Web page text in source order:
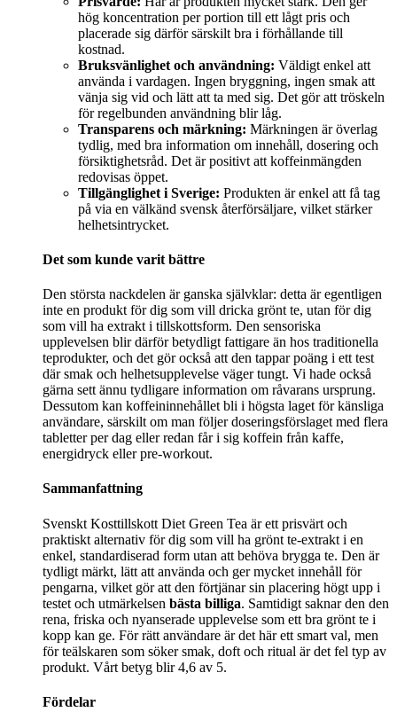
hög koncentration per portion till ett lågt pris och
placerade sig därför särskilt bra i förhållande till
kostnad.
Bruksvänlighet och användning: Väldigt enkel att
använda i vardagen. Ingen bryggning, ingen smak att
vänja sig vid och lätt att ta med sig. Det gör att tröskeln
för regelbunden användning blir låg.
Transparens och märkning: Märkningen är överlag
tydlig, med bra information om innehåll, dosering och
försiktighetsråd. Det är positivt att koffeinmängden
redovisas öppet.
Tillgänglighet i Sverige: Produkten är enkel att få tag
på via en välkänd svensk återförsäljare, vilket stärker
helhetsintrycket.
Det som kunde varit bättre
Den största nackdelen är ganska självklar: detta är egentligen
inte en produkt för dig som vill dricka grönt te, utan för dig
som vill ha extrakt i tillskottsform. Den sensoriska
upplevelsen blir därför betydligt fattigare än hos traditionella
teprodukter, och det gör också att den tappar poäng i ett test
där smak och helhetsupplevelse väger tungt. Vi hade också
gärna sett ännu tydligare information om råvarans ursprung.
Dessutom kan koffeininnehållet bli i högsta laget för känsliga
användare, särskilt om man följer doseringsförslaget med flera
tabletter per dag eller redan får i sig koffein från kaffe,
energidryck eller pre-workout.
Sammanfattning
Svenskt Kosttillskott Diet Green Tea är ett prisvärt och
praktiskt alternativ för dig som vill ha grönt te-extrakt i en
enkel, standardiserad form utan att behöva brygga te. Den är
tydligt märkt, lätt att använda och ger mycket innehåll för
pengarna, vilket gör att den förtjänar sin placering högt upp i
testet och utmärkelsen bästa billiga. Samtidigt saknar den den
rena, friska och nyanserade upplevelse som ett bra grönt te i
kopp kan ge. För rätt användare är det här ett smart val, men
för teälskaren som söker smak, doft och ritual är det fel typ av
produkt. Vårt betyg blir 4,6 av 5.
Fördelar